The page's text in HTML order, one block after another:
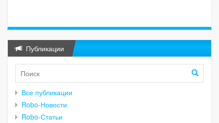
Публикации
Все публикации
Robo-Новости
Robo-Статьи